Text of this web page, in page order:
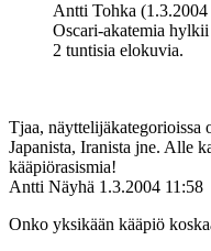
Antti Tohka (1.3.2004
Oscari-akatemia
2 tuntisia elokuvia.
Tjaa, näyttelijäkategorioissa
Japanista, Iranista jne. Alle
kääpiörasismia!
Antti Näyhä 1.3.2004 11:58
Onko yksikään kääpiö